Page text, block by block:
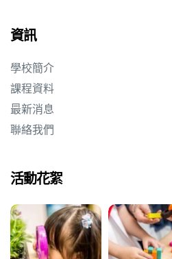
資訊
學校簡介
課程資料
最新消息
聯絡我們
活動花絮